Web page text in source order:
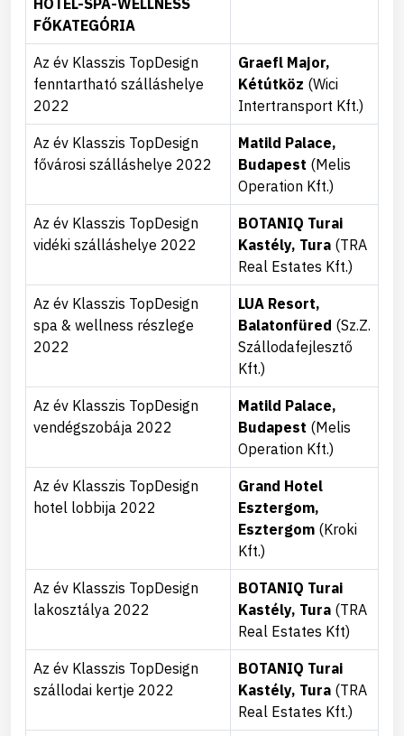
FŐKATEGÓRIA
Az év Klasszis TopDesign
fenntartható szálláshelye
2022
Graefl Major,
Kétútköz (Wici
Intertransport Kft.)
Az év Klasszis TopDesign
fővárosi szálláshelye 2022
Matild Palace,
Budapest (Melis
Operation Kft.)
Az év Klasszis TopDesign
vidéki szálláshelye 2022
BOTANIQ Turai
Kastély, Tura (TRA
Real Estates Kft.)
Az év Klasszis TopDesign
spa & wellness részlege
2022
LUA Resort,
Balatonfüred (Sz.Z.
Szállodafejlesztő
Kft.)
Az év Klasszis TopDesign
vendégszobája 2022
Matild Palace,
Budapest (Melis
Operation Kft.)
Az év Klasszis TopDesign
hotel lobbija 2022
Grand Hotel
Esztergom,
Esztergom (Kroki
Kft.)
Az év Klasszis TopDesign
lakosztálya 2022
BOTANIQ Turai
Kastély, Tura (TRA
Real Estates Kft)
Az év Klasszis TopDesign
szállodai kertje 2022
BOTANIQ Turai
Kastély, Tura (TRA
Real Estates Kft.)